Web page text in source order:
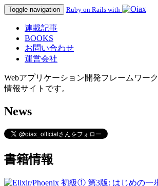
Toggle navigation Ruby on Rails with
連載記事
BOOKS
お問い合わせ
運営会社
Webアプリケーション開発フレームワーク
情報サイトです。
News
書籍情報